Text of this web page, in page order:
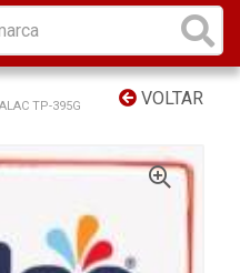
VOLTAR
TP-395G